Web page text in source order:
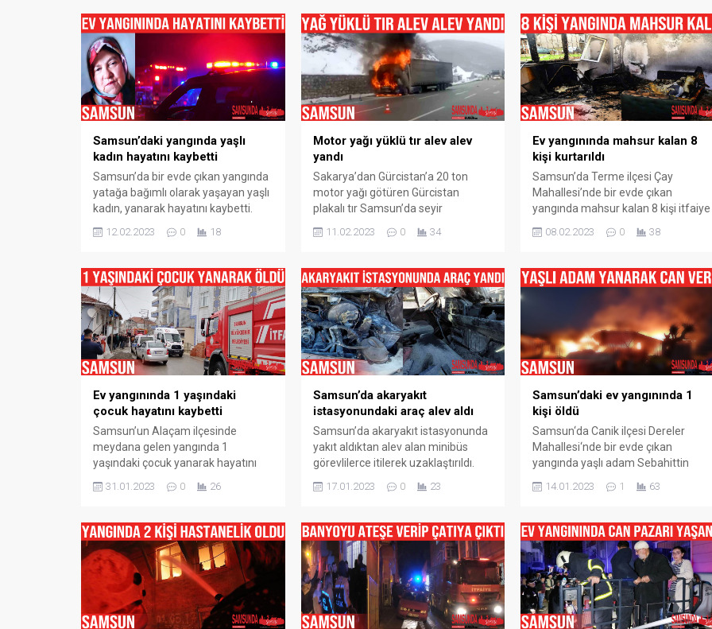
dumanla kaplandı. Hastanenin üst
katları da dumandan etkilendi. Bazı
hastalar ve hasta yakınları zor anlar
yaşadı. İhbar üzerine...
Edinilen bilgiye göre, E.K.’nin kaldığı
dükkandan bozma 2 odalı evde
soba borusunun devrilmesi üzerine
yangın çıktı. Çıkan yangında elbise
dolabı tutuştu. E.K....
bulunan 3 katlı bir apartmanın çatı
katında sabah saatlerinde meydana
geldi. Edinilen bilgiye göre, Seyfettin
Cankurt’a ait 3 katlı binanın son
katındaki daireden dumanların
yükseldiğini gören komşuları,...
Samsun’daki yangında yaşlı
kadın hayatını kaybetti
Samsun’da bir evde çıkan yangında
yatağa bağımlı olarak yaşayan yaşlı
kadın, yanarak hayatını kaybetti.
Beyören Mahallesi’nde bulunan bir
göre, yatağa bağımlı olarak yaşayan
77 yaşındaki Emine Korkmaz, evde
yalnız bulunduğu sırada yangın çıktı.
Alevler evi tamamen sararken,
yangını fark eden vatandaşlar...
12.02.2023 0 18
Motor yağı yüklü tır alev alev
yandı
Sakarya’dan Gürcistan’a 20 ton
motor yağı götüren Gürcistan
plakalı tır Samsun’da seyir
teslim oldu. Yangın, Samsun’un
yolunun 23. kilometresi Yosunlu
mevkiinde saat 09.30 sıralarında
meydana geldi. Edinilen bilgiye göre,
Sakarya’dan yüklediği 20 ton motor
yağını Gürcistan’a götürmek için
yola çıkan Gürcistan uyruklu...
11.02.2023 0 34
Ev yangınında mahsur kalan 8
kişi kurtarıldı
Samsun’da Terme ilçesi Çay
Mahallesi’nde bir evde çıkan
yangında mahsur kalan 8 kişi itfaiye
kurtarıldı. Olay, Samsun’un Terme
geldi. Alınan bilgiye göre, Samsun
Terme ilçesi Çay Mahallesi‘nde3
katlı binanın giriş katında oturan
Atar ailesine ait dairede sobanın bir
anda parlayarak alev alması...
08.02.2023 0 38
Ev yangınında 1 yaşındaki
çocuk hayatını kaybetti
Samsun’un Alaçam ilçesinde
meydana gelen yangında 1
yaşındaki çocuk yanarak hayatını
Alaçam ilçesi Fatih Mahallesi’nde
4 katlı binada yangın çıktı. Alevleri
gören vatandaşların ihbarı üzerine
olay yerine Samsun Büyükşehir
belediyesi itfaiye ekipleri yangına
müdahale etti. Elektrik kontağından
çıktığı tahmin edilen yangın, itfaiye...
31.01.2023 0 26
Samsun’da akaryakıt
istasyonundaki araç alev aldı
Samsun’da akaryakıt istasyonunda
yakıt aldıktan alev alan minibüs
görevlilerce itilerek uzaklaştırıldı.
anbean kameraya yansıdı. Olay,
Mahallesi Atatürk Bulvarı kenarında
bulunan bir akaryakıt istasyonunda
meydana geldi. Edinilen bilgiye göre,
Onurcan Küçükarslan idaresindeki
55 ABP 035 plakalı minibüs mazot
aldıktan sonra sürücü aracı
çalıştırmak...
17.01.2023 0 23
Samsun’daki ev yangınında 1
kişi öldü
Samsun‘da Canik ilçesi Dereler
Mahallesi‘nde bir evde çıkan
yangında yaşlı adam Sebahittin
Yangın, Samsun‘un Canik ilçesi
meydana geldi. Edinilen bilgiye göre,
Sebahittin Taşlı‘ya (77) ait tek katlı
evde yangın çıktı. Yangını fark eden
vatandaşlar, durumu 112 Acil Çağrı
Merkezine haber verdi. Olay...
14.01.2023 1 63